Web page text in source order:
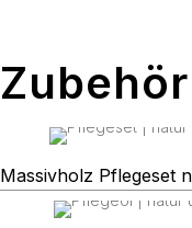
Zubehör
Massivholz Pflegeset